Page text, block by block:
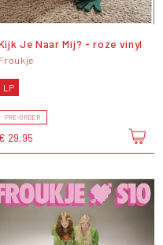
Je Naar Mij? - roze vinyl
Froukje
LP
PRE-ORDER
€ 29,95